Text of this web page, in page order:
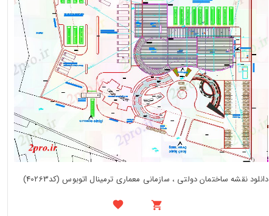
دانلود نقشه ساختمان دولتی ، سازمانی معماری ترمینال اتوبوس (کد40263)